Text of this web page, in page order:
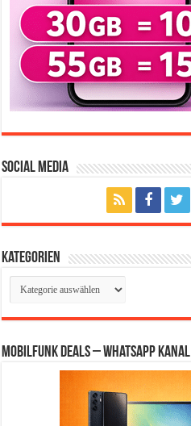
Social Media
Kategorien
Kategorien
Mobilfunk Deals – WhatsApp Kanal